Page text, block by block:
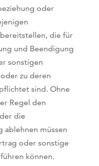
oder
die für
und Beendigung
sonstigen
zu deren
sind. Ohne
Regel den
die
ablehnen müssen
oder sonstige
können.